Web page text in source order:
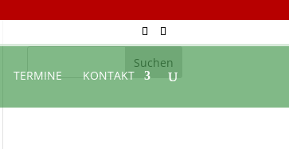
TERMINE KONTAKT